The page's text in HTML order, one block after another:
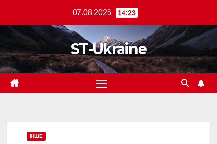
вмісту
07.08.2026 14:23
ST-Ukraine
ІНШЕ